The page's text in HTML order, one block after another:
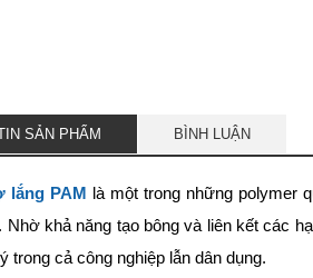
SẢN PHẨM BÌNH LUẬN
lắng PAM
là một trong những polymer
Nhờ khả năng tạo bông và liên kết các
trong cả công nghiệp lẫn dân dụng.